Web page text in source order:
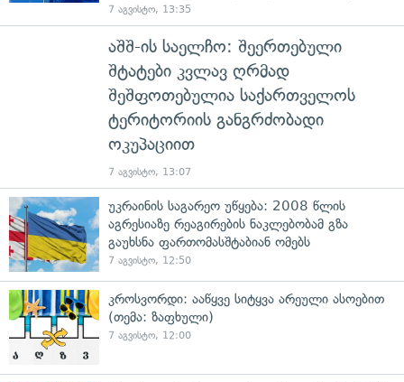
7 აგვისტო, 13:35
აშშ-ის საელჩო: შეერთებული
შტატები კვლავ ღრმად
შეშფოთებულია საქართველოს
ტერიტორიის განგრძობადი
ოკუპაციით
7 აგვისტო, 13:07
უკრაინის საგარეო უწყება: 2008 წლის
აგრესიაზე რეაგირების ნაკლებობამ გზა
გაუხსნა ფართომასშტაბიან ომებს
7 აგვისტო, 12:50
კროსვორდი: ააწყვე სიტყვა არეული ასოებით
(თემა: ზაფხული)
7 აგვისტო, 12:00